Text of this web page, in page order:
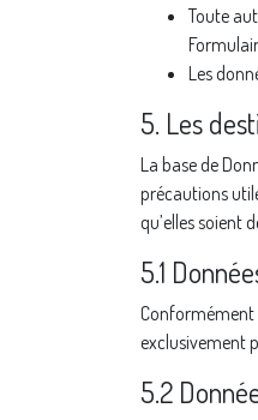
Toute
Les
5. Les
La base de
précautions
qu’elles soient
5.1
Conformément
exclusivement
5.2